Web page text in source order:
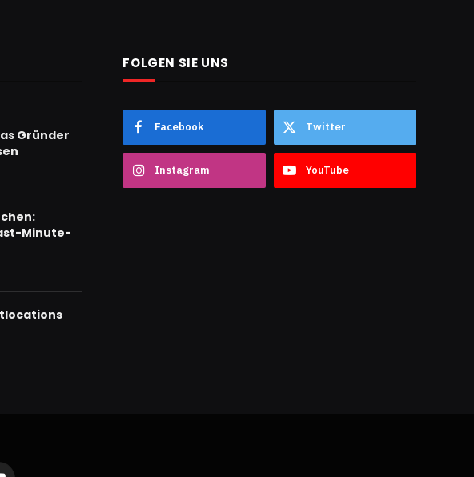
Gründer
Minute-
FOLGEN SIE UNS
Facebook Twitter
Instagram YouTube